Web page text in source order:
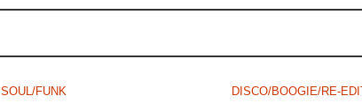
SOUL/FUNK DISCO/BOOGIE/RE-EDIT